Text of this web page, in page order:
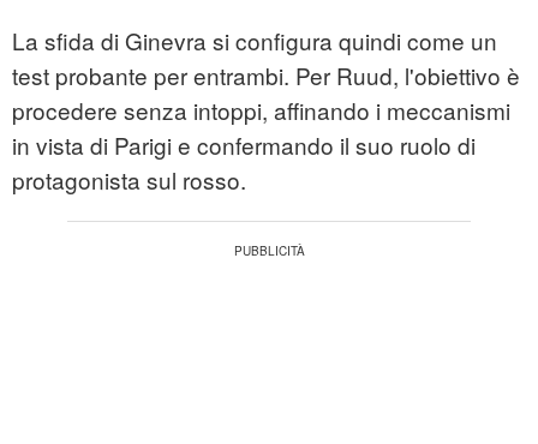
La sfida di Ginevra si configura quindi come un
test probante per entrambi. Per Ruud, l'obiettivo è
procedere senza intoppi, affinando i meccanismi
in vista di Parigi e confermando il suo ruolo di
protagonista sul rosso.